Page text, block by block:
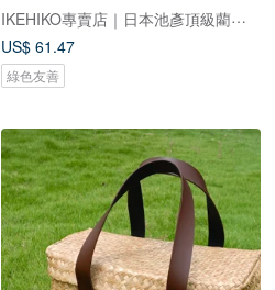
IKEHIKO專賣店｜日本池彥頂級藺草製品｜讓生活與自然更靠近
US$ 61.47
綠色友善